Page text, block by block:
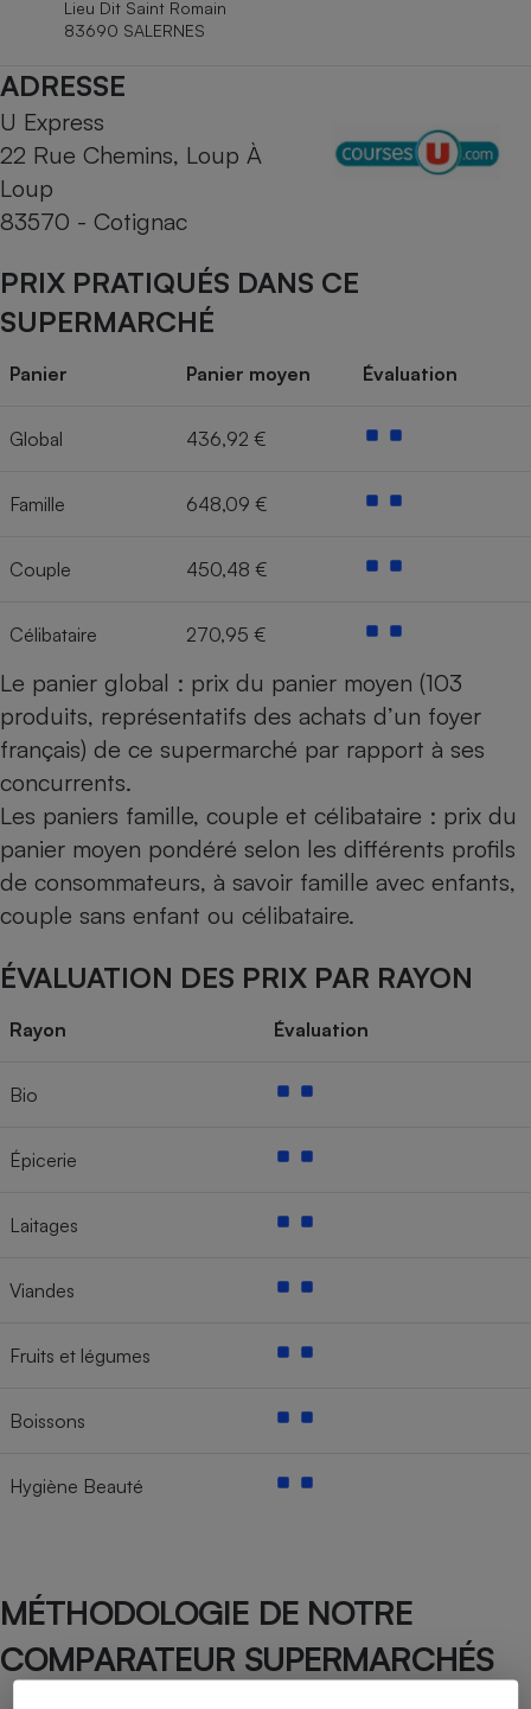
Lieu Dit Saint Romain
83690 SALERNES
ADRESSE
U Express
22 Rue Chemins, Loup À
Loup
83570 - Cotignac
PRIX PRATIQUÉS DANS CE
SUPERMARCHÉ
Panier Panier moyen Évaluation
Global 436,92 €
Famille 648,09 €
Couple 450,48 €
Célibataire 270,95 €
Le panier global : prix du panier moyen (103
produits, représentatifs des achats d’un foyer
français) de ce supermarché par rapport à ses
concurrents.
Les paniers famille, couple et célibataire : prix du
panier moyen pondéré selon les différents profils
de consommateurs, à savoir famille avec enfants,
couple sans enfant ou célibataire.
ÉVALUATION DES PRIX PAR RAYON
Rayon Évaluation
Bio
Épicerie
Laitages
Viandes
Fruits et légumes
Boissons
Hygiène Beauté
MÉTHODOLOGIE DE NOTRE
COMPARATEUR SUPERMARCHÉS
Cafetière à expressos